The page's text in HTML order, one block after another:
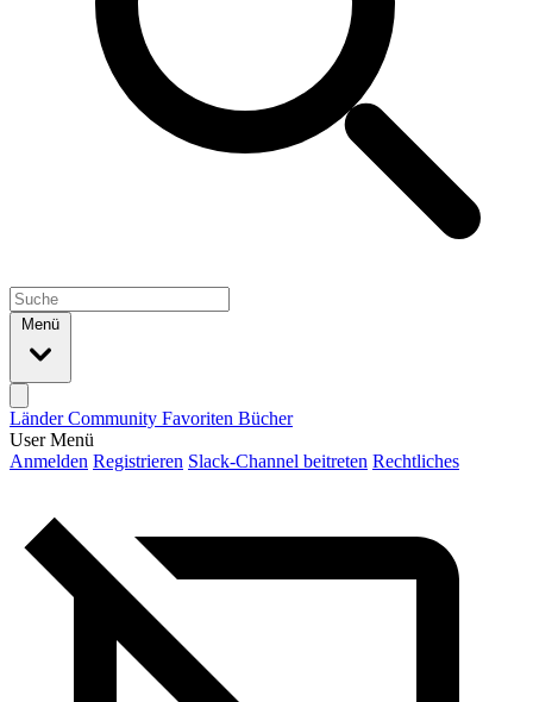
Menü
LänderCommunity Favoriten Bücher
User Menü
Anmelden Registrieren Slack-Channel beitreten Rechtliches